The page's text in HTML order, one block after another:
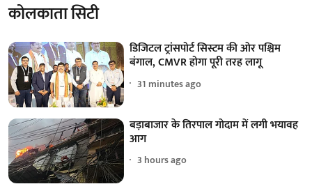
कोलकाता सिटी
डिजिटल ट्रांसपोर्ट सिस्टम की ओर पश्चिम
बंगाल, CMVR होगा पूरी तरह लागू
31 minutes ago
बड़ाबाजार के तिरपाल गोदाम में लगी भयावह
आग
3 hours ago